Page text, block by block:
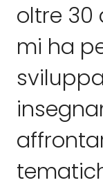
oltre 30
mi ha